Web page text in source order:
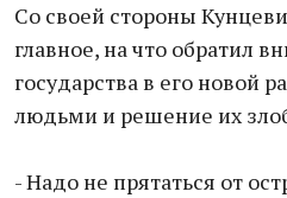
Со своей стороны
главное, на что обратил
государства в его новой
людьми и решение их
- Надо не прятаться от